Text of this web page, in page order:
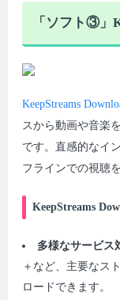
「ソフト③」
KeepStreams
スから動画や音楽
です。直感的なイ
フラインでの視聴
KeepStreams
多様なサービス
＋など、主要なス
ロードできます。